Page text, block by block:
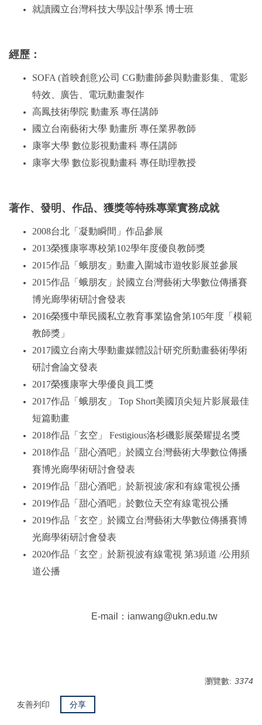
就讀國立台灣科技大學設計學系 博士班
經歷：
SOFA (首映創意)公司 CG動畫師參與動畫影集、電影
特效、廣告、電玩動畫製作
高鳳技術學院 動畫系 專任講師
國立台南藝術大學 動畫所 專任業界教師
康寧大學 數位影視動畫科 專任講師
康寧大學 數位影視動畫科 專任助理教授
著作、發明、作品、獲獎等特殊專業實務成就
2008台北「凝動瞬間」作品參展
2013榮獲康寧專校第102學年度優良教師獎
2015作品「蛾朋友」動畫入圍城市遊牧影展並參展
2015作品「蛾朋友」於國立台灣藝術大學數位傳播賽
博光廊學術研討會發表
2016榮獲中華民國私立教育事業協會第105年度「模範
教師獎」
2017國立台南大學動畫媒體設計研究所動畫藝術學術
研討會論文發表
2017榮獲康寧大學優良員工獎
2017作品「蛾朋友」 Top Short美國頂尖短片影展最佳
短篇動畫
2018作品「玄空」 Festigious洛杉磯影展榮耀提名獎
2018作品「甜心酒吧」於國立台灣藝術大學數位傳播
賽博光廊學術研討會發表
2019作品「甜心酒吧」於新視波/家和有線電視公播
2019作品「甜心酒吧」於數位天空有線電視公播
2019作品「玄空」於國立台灣藝術大學數位傳播賽博
光廊學術研討會發表
2020作品「玄空」於新視波有線電視 第3頻道 /公用頻
道公播
E-mail： ianwang@ukn.edu.tw
瀏覽數: 3374
友善列印 分享